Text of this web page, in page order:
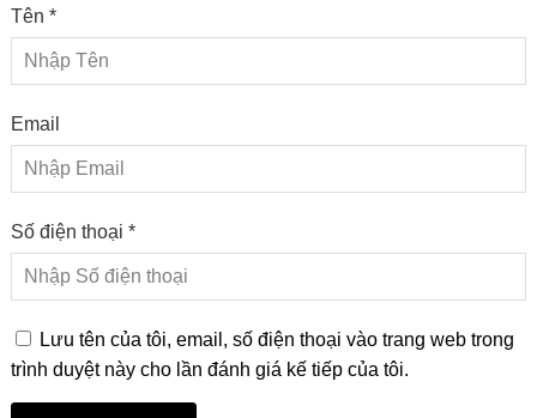
Tên *
Email
Số điện thoại *
Lưu tên của tôi, email, số điện thoại vào trang web trong
trình duyệt này cho lần đánh giá kế tiếp của tôi.